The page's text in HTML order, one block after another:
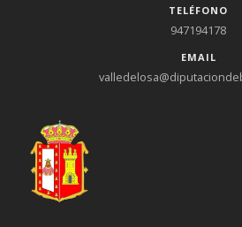
TELÉFONO
947194178
EMAIL